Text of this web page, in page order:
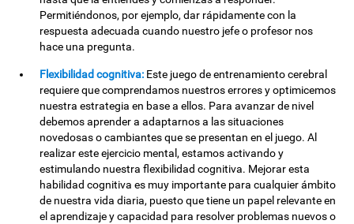
Permitiéndonos, por ejemplo, dar rápidamente con la
respuesta adecuada cuando nuestro jefe o profesor nos
hace una pregunta.
Flexibilidad cognitiva: Este juego de entrenamiento cerebral
requiere que comprendamos nuestros errores y optimicemos
nuestra estrategia en base a ellos. Para avanzar de nivel
debemos aprender a adaptarnos a las situaciones
novedosas o cambiantes que se presentan en el juego. Al
realizar este ejercicio mental, estamos activando y
estimulando nuestra flexibilidad cognitiva. Mejorar esta
habilidad cognitiva es muy importante para cualquier ámbito
de nuestra vida diaria, puesto que tiene un papel relevante en
el aprendizaje y capacidad para resolver problemas nuevos o